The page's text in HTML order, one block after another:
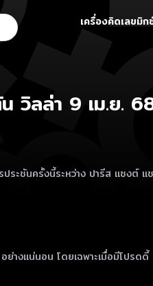
เครื่องคิดเลขมิก
วิลล่า 9 เม.ย.
ชันครั้งนี้ระหว่าง ปารีส แซงต์
างแน่นอน โดยเฉพาะเมื่อมีโปร